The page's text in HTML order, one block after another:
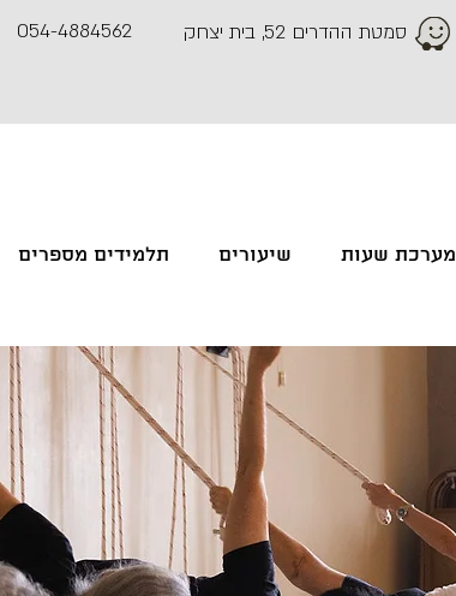
054-4884562 סמטת ההדרים 52, בית יצחק
מערכת שעות שיעורים תלמידים מספרים